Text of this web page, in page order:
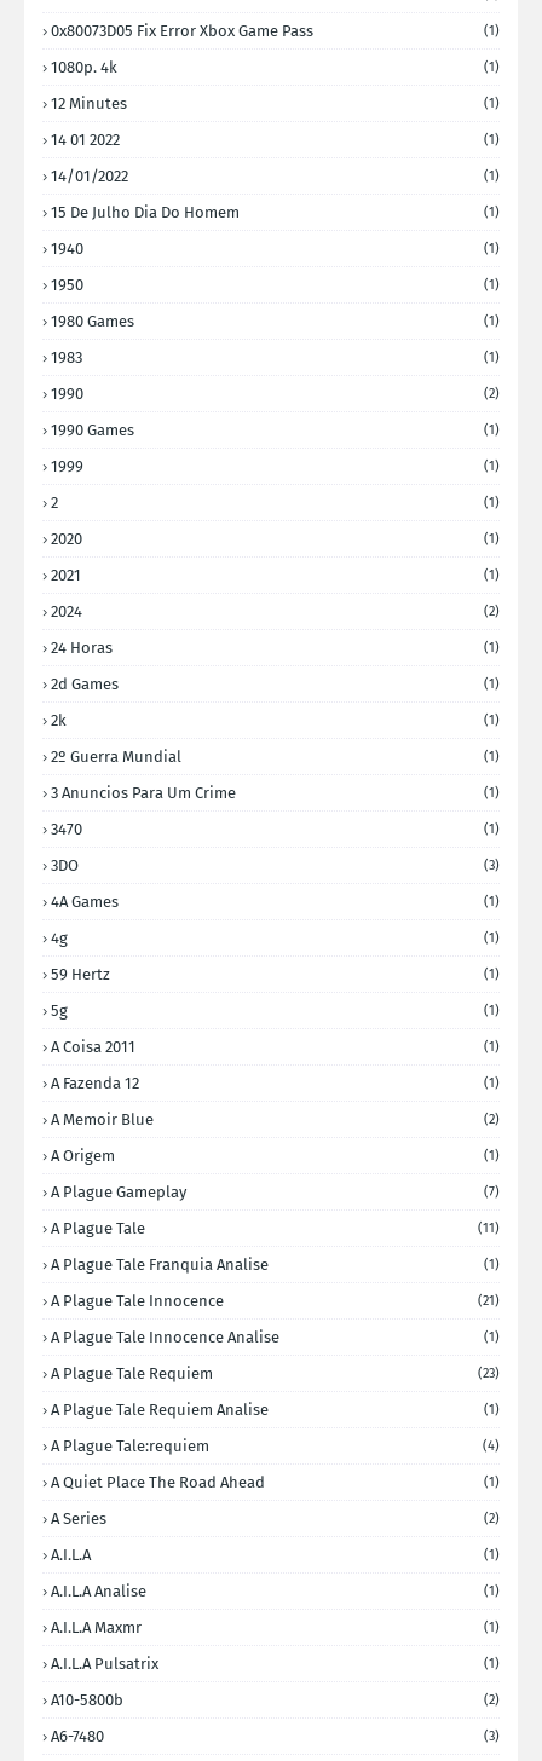
0x80073D05 Fix Error Xbox Game Pass (1)
1080p. 4k (1)
12 Minutes (1)
14 01 2022 (1)
14/01/2022 (1)
15 De Julho Dia Do Homem (1)
1940 (1)
1950 (1)
1980 Games (1)
1983 (1)
1990 (2)
1990 Games (1)
1999 (1)
2 (1)
2020 (1)
2021 (1)
2024 (2)
24 Horas (1)
2d Games (1)
2k (1)
2º Guerra Mundial (1)
3 Anuncios Para Um Crime (1)
3470 (1)
3DO (3)
4A Games (1)
4g (1)
59 Hertz (1)
5g (1)
A Coisa 2011 (1)
A Fazenda 12 (1)
A Memoir Blue (2)
A Origem (1)
A Plague Gameplay (7)
A Plague Tale (11)
A Plague Tale Franquia Analise (1)
A Plague Tale Innocence (21)
A Plague Tale Innocence Analise (1)
A Plague Tale Requiem (23)
A Plague Tale Requiem Analise (1)
A Plague Tale:requiem (4)
A Quiet Place The Road Ahead (1)
A Series (2)
A.I.L.A (1)
A.I.L.A Analise (1)
A.I.L.A Maxmr (1)
A.I.L.A Pulsatrix (1)
A10-5800b (2)
A6-7480 (3)